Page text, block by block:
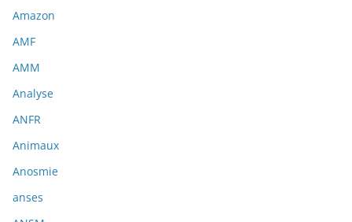
Amazon
AMF
AMM
Analyse
ANFR
Animaux
Anosmie
anses